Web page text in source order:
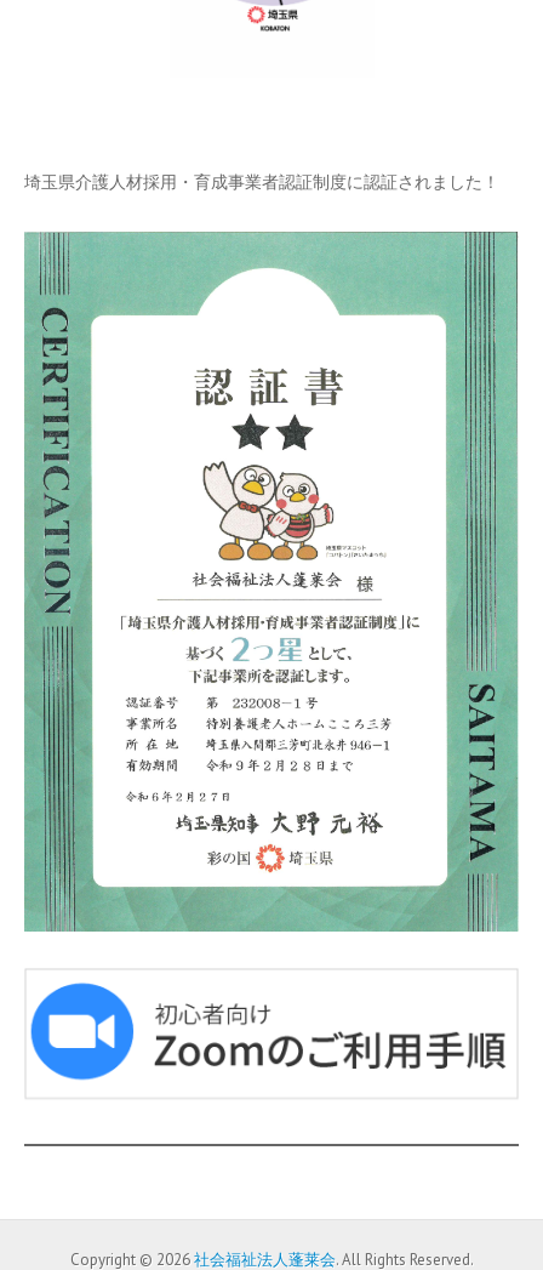
埼玉県介護人材採用・育成事業者認証制度に認証されました！
Copyright © 2026社会福祉法人蓬莱会. All Rights Reserved.